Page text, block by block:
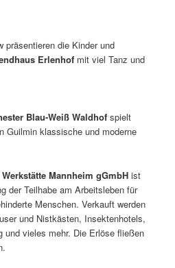
präsentieren die Kinder und
Erlenhof mit viel Tanz und
Blau-Weiß Waldhofspielt
Guilmin klassische und moderne
Mannheim gGmbHist
der Teilhabe am Arbeitsleben für
Menschen. Verkauft werden
und Nistkästen, Insektenhotels,
und vieles mehr. Die Erlöse fließen